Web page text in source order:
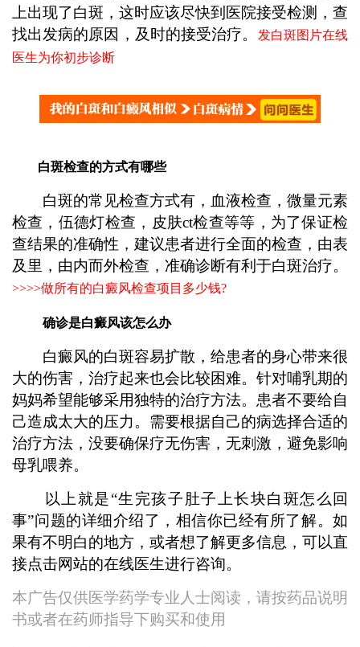
上出现了白斑，这时应该尽快到医院接受检测，查
找出发病的原因，及时的接受治疗。
发白斑图片在线
医生为你初步诊断
白斑检查的方式有哪些
白斑的常见检查方式有，血液检查，微量元素
检查，伍德灯检查，皮肤ct检查等等，为了保证检
查结果的准确性，建议患者进行全面的检查，由表
及里，由内而外检查，准确诊断有利于白斑治疗。
>>>>做所有的白癜风检查项目多少钱?
确诊是白癜风该怎么办
白癜风的白斑容易扩散，给患者的身心带来很
大的伤害，治疗起来也会比较困难。针对哺乳期的
妈妈希望能够采用独特的治疗方法。患者不要给自
己造成太大的压力。需要根据自己的病选择合适的
治疗方法，没要确保疗无伤害，无刺激，避免影响
母乳喂养。
以上就是“生完孩子肚子上长块白斑怎么回
事”问题的详细介绍了，相信你已经有所了解。如
果有不明白的地方，或者想了解更多信息，可以直
接点击网站的在线医生进行咨询。
本广告仅供医学药学专业人士阅读，请按药品说明
书或者在药师指导下购买和使用